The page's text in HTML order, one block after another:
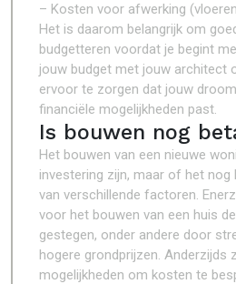
– Kosten voor afwerking
Het is daarom belangrijk om
budgetteren voordat je begint
jouw budget met jouw architect
ervoor te zorgen dat jouw
financiële mogelijkheden past.
Is bouwen nog
Het bouwen van een nieuwe
investering zijn, maar of het nog
van verschillende factoren.
voor het bouwen van een huis
gestegen, onder andere door
hogere grondprijzen. Anderzijds
mogelijkheden om kosten te